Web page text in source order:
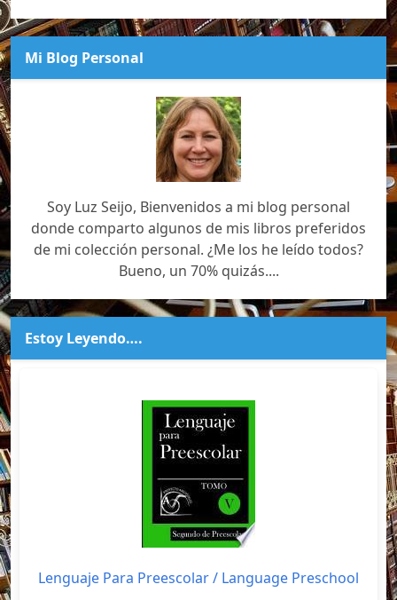
Mi Blog Personal
Soy Luz Seijo, Bienvenidos a mi blog personal
donde comparto algunos de mis libros preferidos
de mi colección personal. ¿Me los he leído todos?
Bueno, un 70% quizás....
Estoy Leyendo….
Lenguaje Para Preescolar / Language Preschool